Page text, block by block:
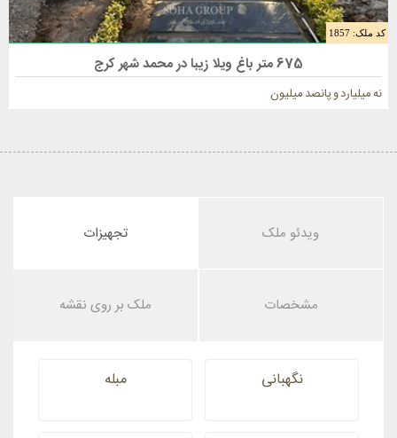
کد ملک: 1857
فروش باغ ویلا 675 متری در محمدشهر
675 متر باغ ویلا زیبا در محمد شهر کرج
نه میلیارد و پانصد میلیون
تجهیزات ویدئو ملک
ملک بر روی نقشه مشخصات
مبله نگهبانی